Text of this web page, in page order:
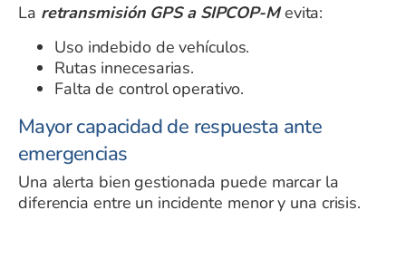
La retransmisión GPS a SIPCOP-Mevita:
Uso indebido de vehículos.
Rutas innecesarias.
Falta de control operativo.
Mayor capacidad de respuesta ante
emergencias
Una alerta bien gestionada puede marcar la
diferencia entre un incidente menor y una crisis.